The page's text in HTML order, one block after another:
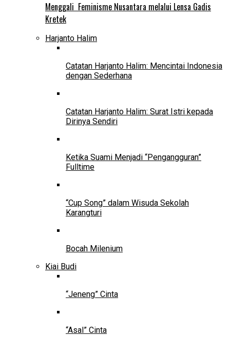
Menggali Feminisme Nusantara melalui Lensa Gadis
Kretek
Harjanto Halim
Catatan Harjanto Halim: Mencintai Indonesia
dengan Sederhana
Catatan Harjanto Halim: Surat Istri kepada
Dirinya Sendiri
Ketika Suami Menjadi “Pengangguran”
Fulltime
“Cup Song” dalam Wisuda Sekolah
Karangturi
Bocah Milenium
Kiai Budi
“Jeneng” Cinta
“Asal” Cinta